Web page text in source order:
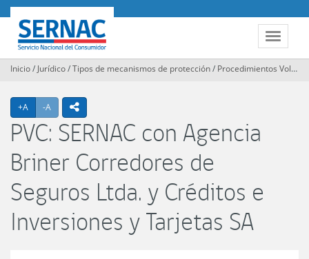
Contenido
principal
Toggle
SERNAC
Inicio/ Jurídico/Tipos de mecanismos de protección/ Procedimientos Voluntarios Colectivos
+A Agrandar texto
-A Achicar textoicono compartir
PVC: SERNAC con Agencia
Briner Corredores de
Seguros Ltda. y Créditos e
Inversiones y Tarjetas SA